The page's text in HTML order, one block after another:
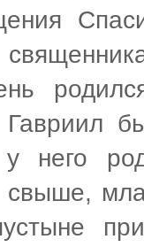
Гавриил
него